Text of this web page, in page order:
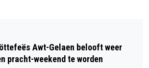
TRENDSETTER
VOOR TOON
SITTARD
Awt-Gelaen belooft weer
pracht-weekend te worden